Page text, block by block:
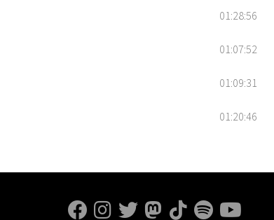
01:28:56
01:07:52
01:09:31
01:20:46